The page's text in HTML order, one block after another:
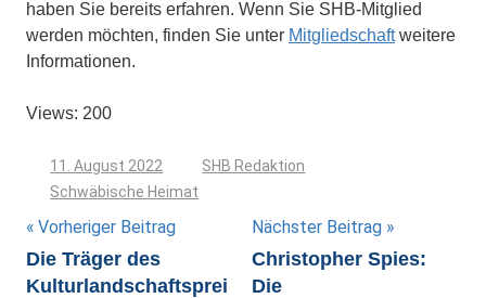
haben Sie bereits erfahren. Wenn Sie SHB-Mitglied
werden möchten, finden Sie unter Mitgliedschaftweitere
Informationen.
Views: 200
11. August 2022
SHB Redaktion
Schwäbische Heimat
Beitragsnavigation
Vorheriger Beitrag
Die Träger des
Kulturlandschaftsprei
Nächster Beitrag
Christopher Spies:
Die